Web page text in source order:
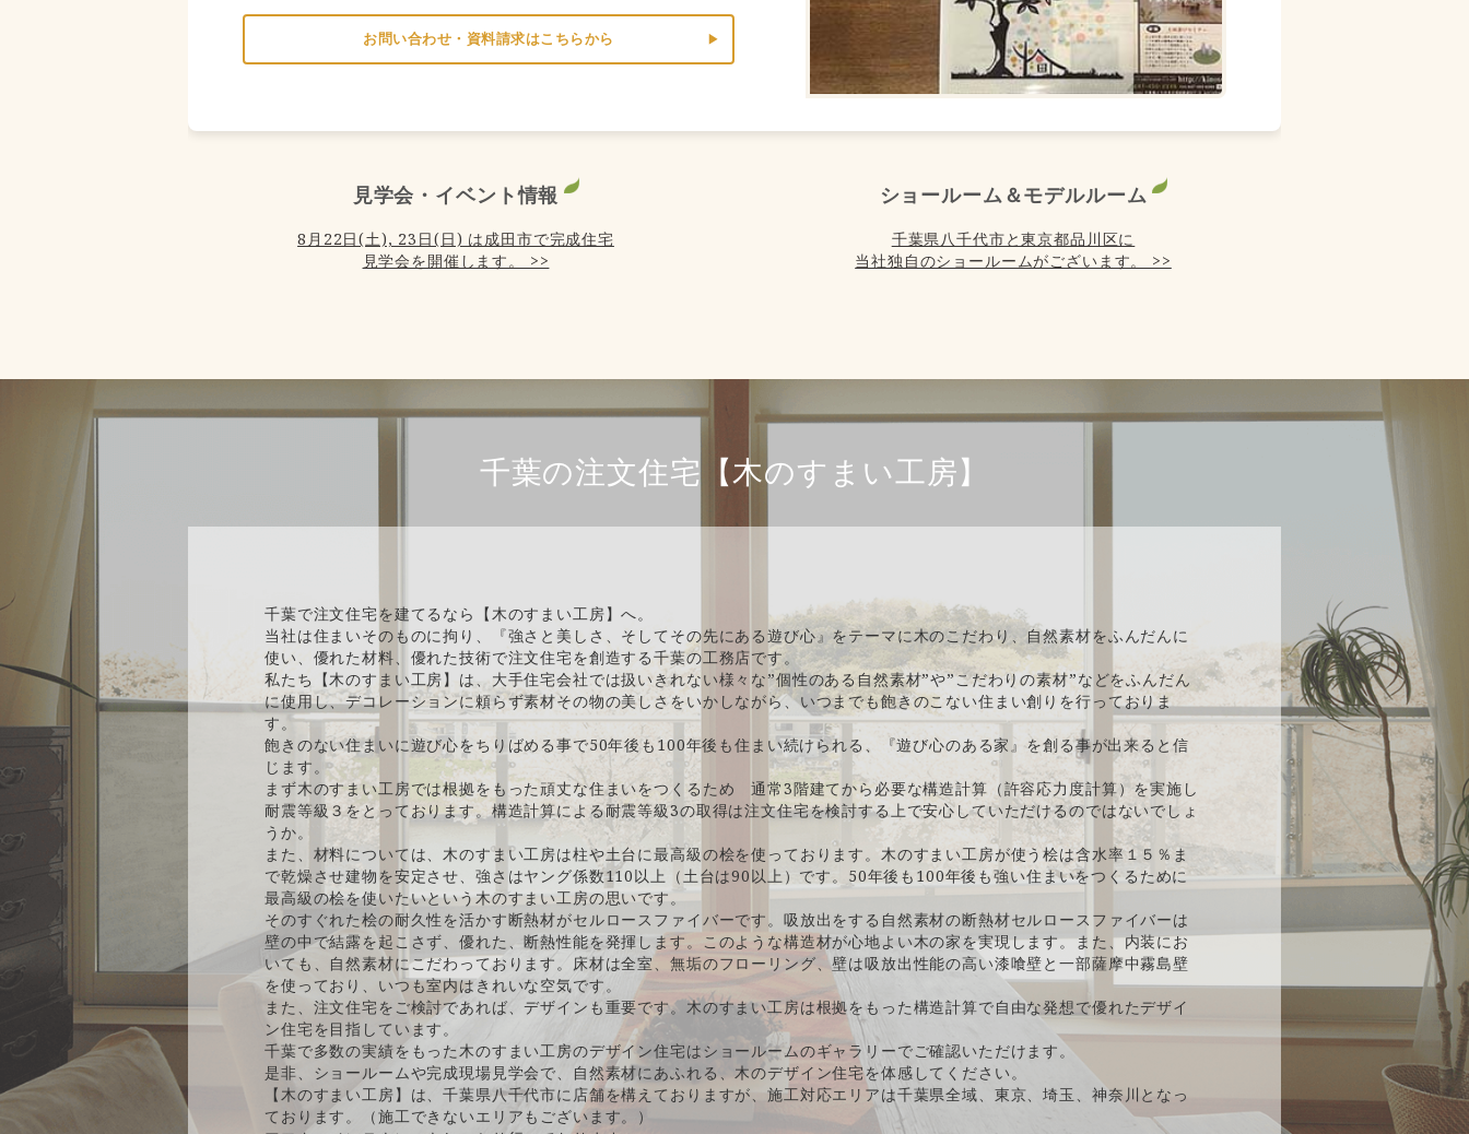
お問い合わせ・資料請求はこちらから
見学会・イベント情報
8月22日(土), 23日(日) は成田市で完成住宅
見学会を開催します。 >>
ショールーム＆モデルルーム
千葉県八千代市と東京都品川区に
当社独自のショールームがございます。 >>
千葉の注文住宅【木のすまい工房】
千葉で注文住宅を建てるなら【木のすまい工房】へ。
当社は住まいそのものに拘り、『強さと美しさ、そしてその先にある遊び心』をテーマに木のこだわり、自然素材をふんだんに
使い、優れた材料、優れた技術で注文住宅を創造する千葉の工務店です。
私たち【木のすまい工房】は、大手住宅会社では扱いきれない様々な”個性のある自然素材”や”こだわりの素材”などをふんだん
に使用し、デコレーションに頼らず素材その物の美しさをいかしながら、いつまでも飽きのこない住まい創りを行っておりま
す。
飽きのない住まいに遊び心をちりばめる事で50年後も100年後も住まい続けられる、『遊び心のある家』を創る事が出来ると信
じます。
まず木のすまい工房では根拠をもった頑丈な住まいをつくるため 通常3階建てから必要な構造計算（許容応力度計算）を実施し
耐震等級３をとっております。構造計算による耐震等級3の取得は注文住宅を検討する上で安心していただけるのではないでしょ
うか。
また、材料については、木のすまい工房は柱や土台に最高級の桧を使っております。木のすまい工房が使う桧は含水率１５％ま
で乾燥させ建物を安定させ、強さはヤング係数110以上（土台は90以上）です。50年後も100年後も強い住まいをつくるために
最高級の桧を使いたいという木のすまい工房の思いです。
そのすぐれた桧の耐久性を活かす断熱材がセルロースファイバーです。吸放出をする自然素材の断熱材セルロースファイバーは
壁の中で結露を起こさず、優れた、断熱性能を発揮します。このような構造材が心地よい木の家を実現します。また、内装にお
いても、自然素材にこだわっております。床材は全室、無垢のフローリング、壁は吸放出性能の高い漆喰壁と一部薩摩中霧島壁
を使っており、いつも室内はきれいな空気です。
また、注文住宅をご検討であれば、デザインも重要です。木のすまい工房は根拠をもった構造計算で自由な発想で優れたデザイ
ン住宅を目指しています。
千葉で多数の実績をもった木のすまい工房のデザイン住宅はショールームのギャラリーでご確認いただけます。
是非、ショールームや完成現場見学会で、自然素材にあふれる、木のデザイン住宅を体感してください。
【木のすまい工房】は、千葉県八千代市に店舗を構えておりますが、施工対応エリアは千葉県全域、東京、埼玉、神奈川となっ
ております。（施工できないエリアもございます。）